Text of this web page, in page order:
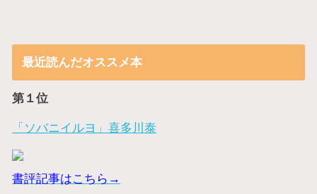
最近読んだオススメ本
第１位
「ソバニイルヨ」喜多川泰
書評記事はこちら→